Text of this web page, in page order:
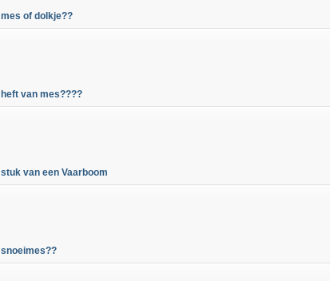
mes of dolkje??
heft van mes????
stuk van een Vaarboom
snoeimes??